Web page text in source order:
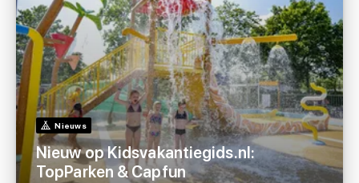
Nieuws
Nieuw op Kidsvakantiegids.nl:
TopParken & Capfun